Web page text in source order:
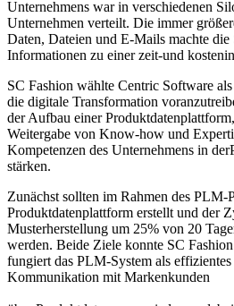
Unternehmens war in verschiedenen
Unternehmen verteilt. Die immer
Daten, Dateien und E-Mails machte die
Informationen zu einer zeit-und
SC Fashion wählte Centric Software
die digitale Transformation
der Aufbau einer
Weitergabe von Know-how und
Kompetenzen des Unternehmens in
stärken.
Zunächst sollten im Rahmen des PLM-
Produktdatenplattform erstellt und der
Musterherstellung um 25% von 20
werden. Beide Ziele konnte SC
fungiert das PLM-System als
Kommunikation mit Markenkunden